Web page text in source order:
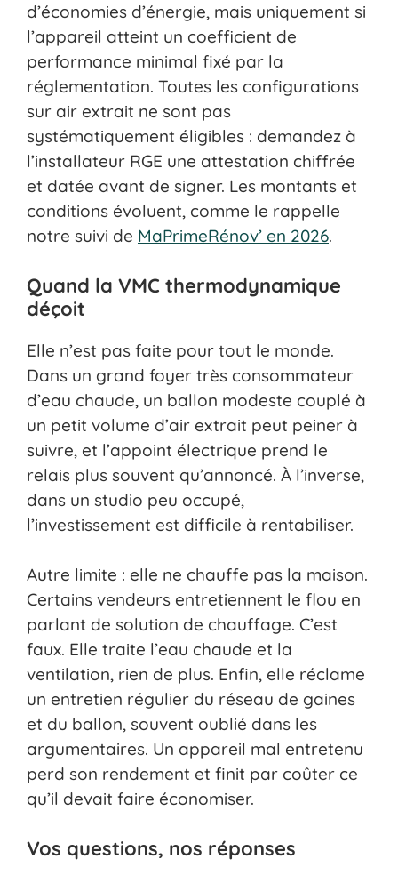
d’économies d’énergie, mais uniquement si
l’appareil atteint un coefficient de
performance minimal fixé par la
réglementation. Toutes les configurations
sur air extrait ne sont pas
systématiquement éligibles : demandez à
l’installateur RGE une attestation chiffrée
et datée avant de signer. Les montants et
conditions évoluent, comme le rappelle
notre suivi de MaPrimeRénov’ en 2026.
Quand la VMC thermodynamique
déçoit
Elle n’est pas faite pour tout le monde.
Dans un grand foyer très consommateur
d’eau chaude, un ballon modeste couplé à
un petit volume d’air extrait peut peiner à
suivre, et l’appoint électrique prend le
relais plus souvent qu’annoncé. À l’inverse,
dans un studio peu occupé,
l’investissement est difficile à rentabiliser.
Autre limite : elle ne chauffe pas la maison.
Certains vendeurs entretiennent le flou en
parlant de solution de chauffage. C’est
faux. Elle traite l’eau chaude et la
ventilation, rien de plus. Enfin, elle réclame
un entretien régulier du réseau de gaines
et du ballon, souvent oublié dans les
argumentaires. Un appareil mal entretenu
perd son rendement et finit par coûter ce
qu’il devait faire économiser.
Vos questions, nos réponses